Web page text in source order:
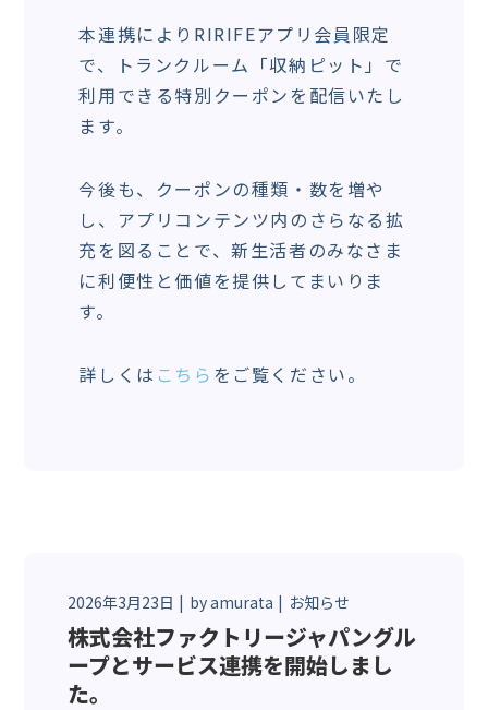
本連携によりRIRIFEアプリ会員限定
で、トランクルーム「収納ピット」で
利用できる特別クーポンを配信いたし
ます。
今後も、クーポンの種類・数を増や
し、アプリコンテンツ内のさらなる拡
充を図ることで、新生活者のみなさま
に利便性と価値を提供してまいりま
す。
詳しくは こちら をご覧ください。
2026年3月23日 byamurata お知らせ
株式会社ファクトリージャパングル
ープとサービス連携を開始しまし
た。